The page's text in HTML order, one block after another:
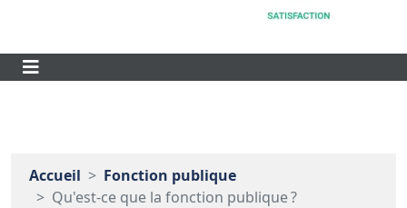
Accueil
Fonction publique
Qu'est‑ce que la fonction publique ?